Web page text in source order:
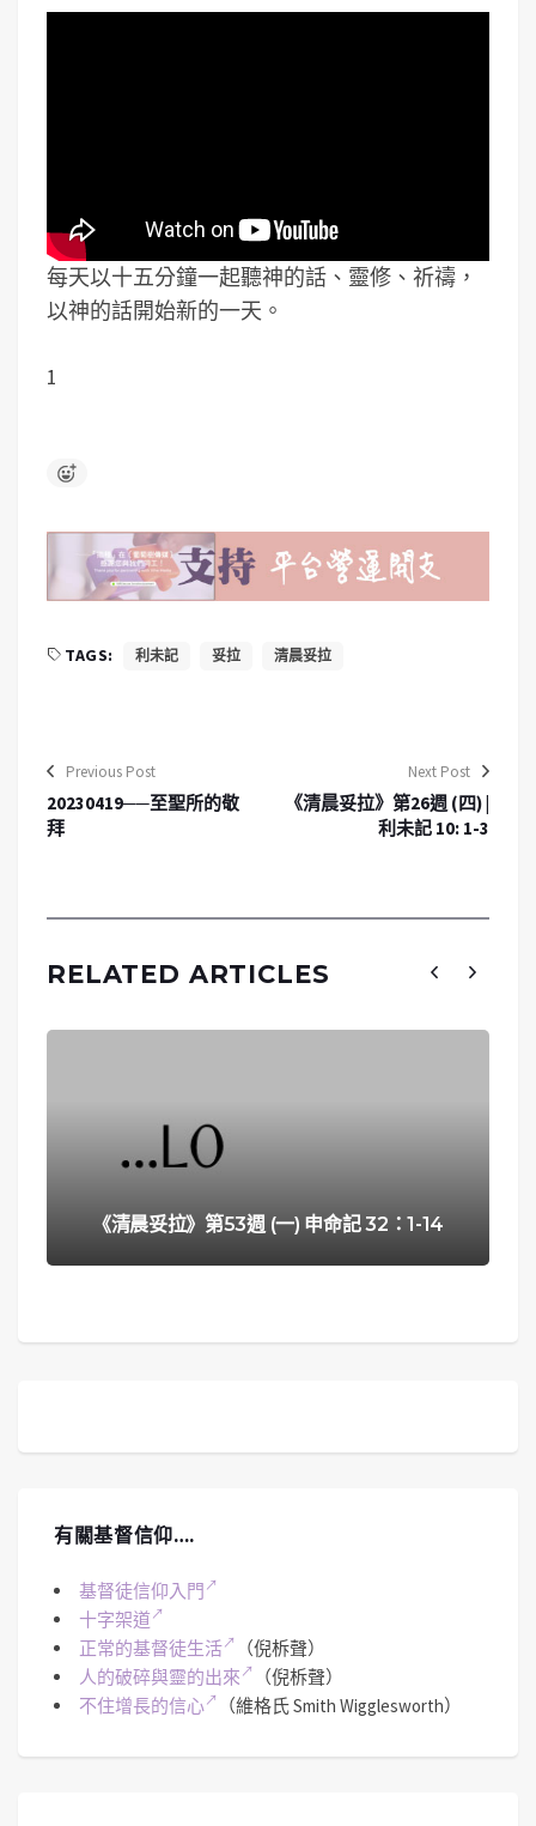
每天以十五分鐘一起聽神的話、靈修、祈禱，
以神的話開始新的一天。
1
TAGS: 利未記 妥拉 清晨妥拉
Previous Post
20230419──至聖所的敬
拜
Next Post
《清晨妥拉》第26週 (四) |
利未記 10: 1-3
RELATED ARTICLES
《清晨妥拉》第53週 (一) 申命記 32：1-14
有關基督信仰….
基督徒信仰入門
十字架道
正常的基督徒生活
（倪柝聲）
人的破碎與靈的出來
（倪柝聲）
不住增長的信心
（維格氏 Smith Wigglesworth）